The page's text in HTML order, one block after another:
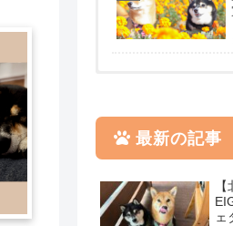
最新の記事
ェ